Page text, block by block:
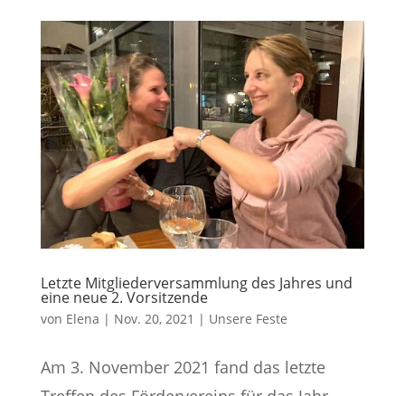
Letzte Mitgliederversammlung des Jahres und
eine neue 2. Vorsitzende
von Elena | Nov. 20, 2021 | Unsere Feste
Am 3. November 2021 fand das letzte